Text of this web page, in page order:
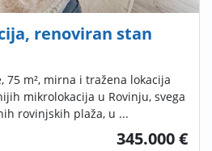
renoviran stan
75 m², mirna i tražena lokacija
mikrolokacija u Rovinju, svega
rovinjskih plaža, u ...
345.000 €